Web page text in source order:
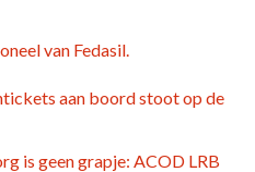
van Fedasil.
aan boord stoot op de
is geen grapje: ACOD LRB